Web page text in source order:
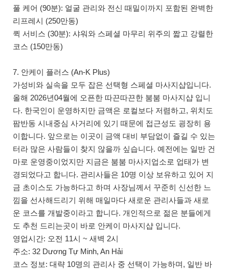
풀 케어 (90분): 얼굴 관리와 전신 때밀이까지 포함된 완벽한
리프레시 (250만동)
퀵 서비스 (30분): 샤워와 스페셜 마무리 위주의 짧고 강렬한
코스 (150만동)
7. 안케이 플러스 (An-K Plus)
가성비와 실속을 모두 잡은 선택형 스페셜 마사지샵입니다.
올해 2026년04월에 오픈한 따끈따끈한 붐붐 마사지샵 입니
다. 한국인이 운영하지만 금액은 로컬보다 저렴하고, 위치도
팜반동 시내중심 사거리에 있기 때문에 접근성도 굉장히 용
이합니다. 앞으로는 이곳이 금액 대비 부담없이 즐길 수 있는
터라 많은 사람들이 찾지 않을까 싶습니다. 예전에는 일반 건
마로 운영중이었지만 지금은 붐붐 마사지업소로 업태가 변
경되었다고 합니다. 관리사들은 10명 이상 보유하고 있어 지
금 초이스도 가능하다고 하며 사장님께서 꾸준히 신선한 느
낌을 선사해드리기 위해 매일마다 새로운 관리사들과 새로
운 코스를 개발중이라고 합니다. 개인적으로 젊은 분들에게
도 추천 드리는곳이 바로 안케이 마사지샵 입니다.
영업시간: 오전 11시 ~ 새벽 2시
주소: 32 Dương Tự Minh, An Hải
코스 정보: 대략 10명의 관리사 중 선택이 가능하며, 일반 바